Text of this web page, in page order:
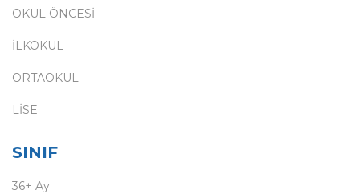
OKUL ÖNCESİ
İLKOKUL
ORTAOKUL
LİSE
SINIF
36+ Ay